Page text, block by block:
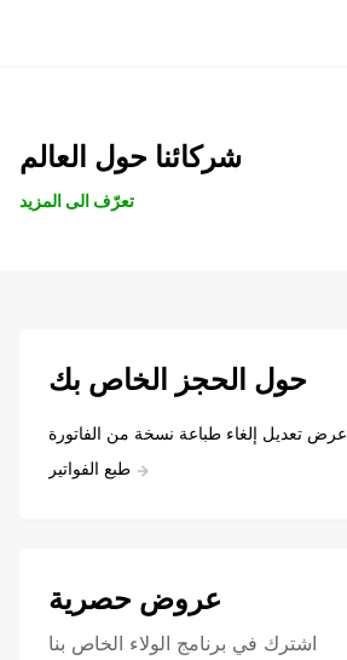
شركائنا حول العالم
تعرّف الى المزيد
حول الحجز الخاص بك
عرض تعديل إلغاء طباعة نسخة من الفاتورة
طبع الفواتير
عروض حصرية
اشترك في برنامج الولاء الخاص بنا